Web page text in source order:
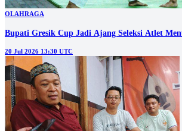
OLAHRAGA
Bupati Gresik Cup Jadi Ajang Seleksi Atlet
20 Jul 2026 13:30 UTC